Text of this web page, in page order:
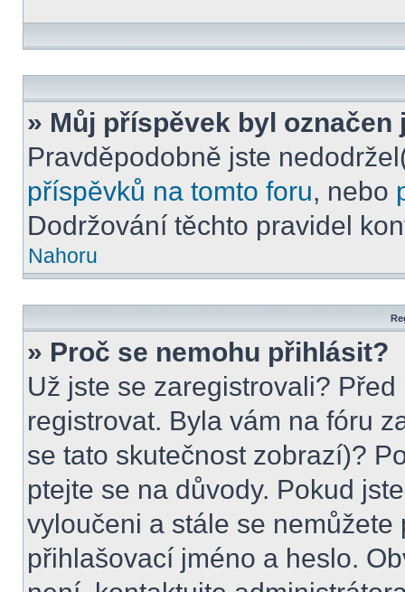
» Můj příspěvek byl
Pravděpodobně jste
příspěvků na tomto foru, nebo
Dodržování těchto pravidel
Nahoru
» Proč se nemohu přihlásit?
Už jste se zaregistrovali?
registrovat. Byla vám na fóru
se tato skutečnost zobrazí)?
ptejte se na důvody. Pokud
vyloučeni a stále se
přihlašovací jméno a heslo.